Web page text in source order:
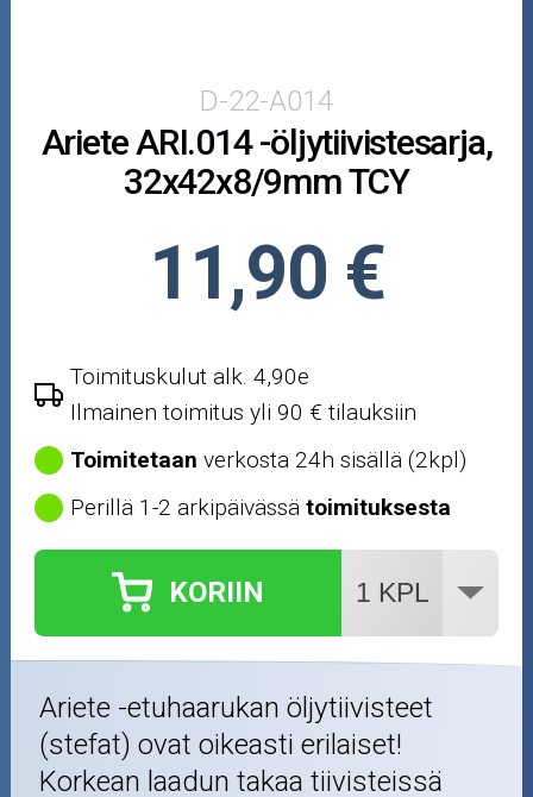
Öljyt ja kemikaalit
Outlet-tuotteet
D-22-A014
Ariete ARI.014 -öljytiivistesarja,
32x42x8/9mm TCY
11,90 €
Toimituskulut alk. 4,90e
Ilmainen toimitus yli 90 € tilauksiin
Toimitetaan verkosta 24h sisällä (2kpl)
Perillä 1-2 arkipäivässätoimituksesta
KORIIN
Ariete -etuhaarukan öljytiivisteet
(stefat) ovat oikeasti erilaiset!
Korkean laadun takaa tiivisteissä